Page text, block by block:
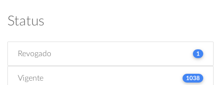
Status
Revogado 1
Vigente 1038